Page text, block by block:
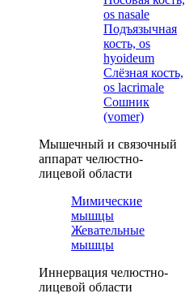
os nasale
Подъязычная
кость, os
hyoideum
Слёзная кость,
os lacrimale
Сошник
(vomer)
Мышечный и связочный
аппарат челюстно-
лицевой области
Мимические
мышцы
Жевательные
мышцы
Иннервация челюстно-
лицевой области